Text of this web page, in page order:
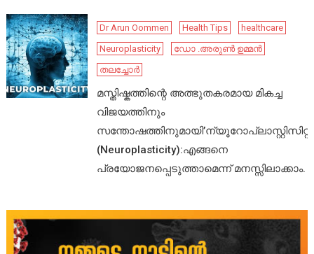
Dr Arun Oommen Health Tips
healthcare
Neuroplasticity
ഡോ .അരുൺ ഉമ്മൻ
തലച്ചോർ
മസ്തിഷ്കത്തിന്റെ അത്ഭുതകരമായ മികച്ച
വിജയത്തിനും
സന്തോഷത്തിനുമായി’ന്യൂറോപ്ലാസ്റ്റിസിറ്റി’
(Neuroplasticity):എങ്ങനെ
പ്രയോജനപ്പെടുത്താമെന്ന് മനസ്സിലാക്കാം.